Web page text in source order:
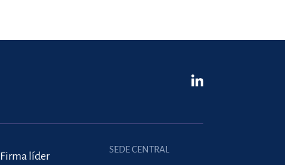
Firma líder
SEDE CENTRAL